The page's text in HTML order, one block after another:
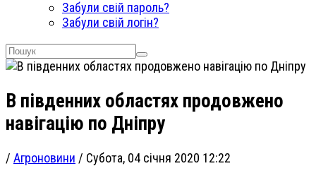
Забули свій пароль?
Забули свій логін?
В південних областях продовжено
навігацію по Дніпру
/ Агроновини / Субота, 04 січня 2020 12:22